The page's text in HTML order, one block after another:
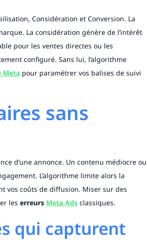
Considération et Conversion. La
La considération génère de l’intérêt
pour les ventes directes ou les
configuré. Sans lui, l’algorithme
Meta pour paramétrer vos balises de suivi
sans
d’une annonce. Un contenu médiocre ou
L’algorithme limite alors la
vos coûts de diffusion. Miser sur des
leserreurs Meta Ads classiques.
qui capturent